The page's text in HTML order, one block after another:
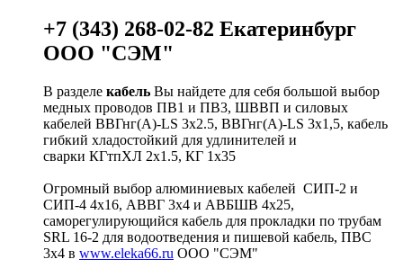
+7 (343) 268-02-82 Екатеринбург
ООО "СЭМ"
В разделе кабель Вы найдете для себя большой выбор
медных проводов ПВ1 и ПВ3, ШВВП и силовых
кабелей ВВГнг(A)-LS 3х2.5, ВВГнг(A)-LS 3х1,5, кабель
гибкий хладостойкий для удлинителей и
сварки КГтпХЛ 2х1.5, КГ 1х35
Огромный выбор алюминиевых кабелей СИП-2 и
СИП-4 4х16, АВВГ 3х4 и АВБШВ 4х25,
саморегулирующийся кабель для прокладки по трубам
SRL 16-2 для водоотведения и пишевой кабель, ПВС
3х4 в www.eleka66.ru ООО "СЭМ"